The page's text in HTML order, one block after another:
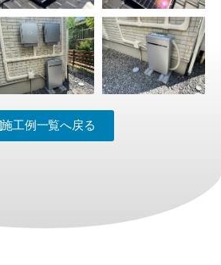
施工例一覧へ戻る